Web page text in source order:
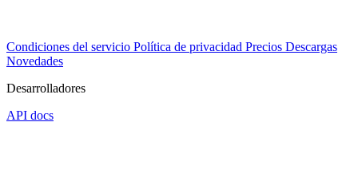
Condiciones del servicio Política de privacidad Precios Descargas
Novedades
Desarrolladores
API docs